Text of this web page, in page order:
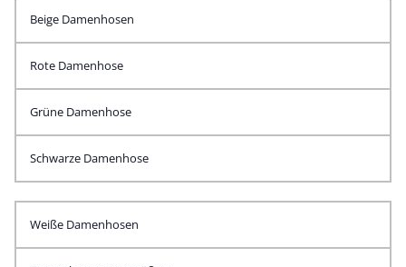
Beige Damenhosen
Rote Damenhose
Grüne Damenhose
Schwarze Damenhose
Weiße Damenhosen